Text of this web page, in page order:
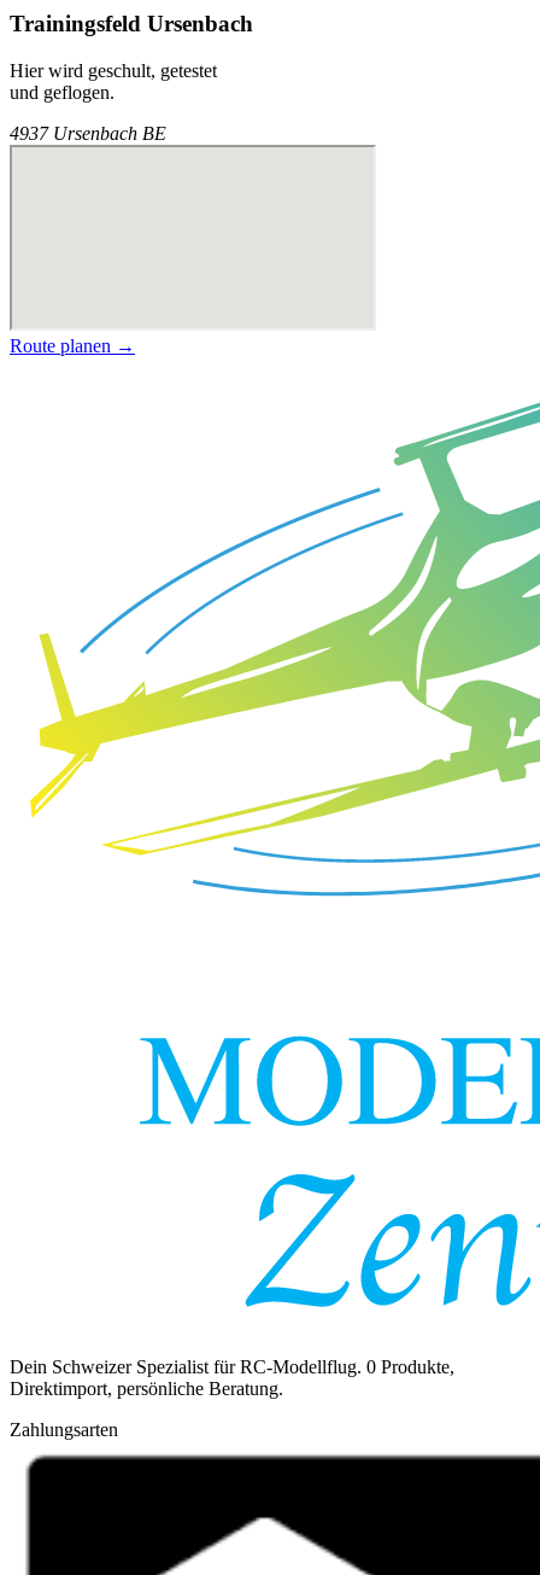
Trainingsfeld Ursenbach
Hier wird geschult, getestet
und geflogen.
4937 Ursenbach BE
Route planen →
Dein Schweizer Spezialist für RC-Modellflug. 0 Produkte,
Direktimport, persönliche Beratung.
Zahlungsarten